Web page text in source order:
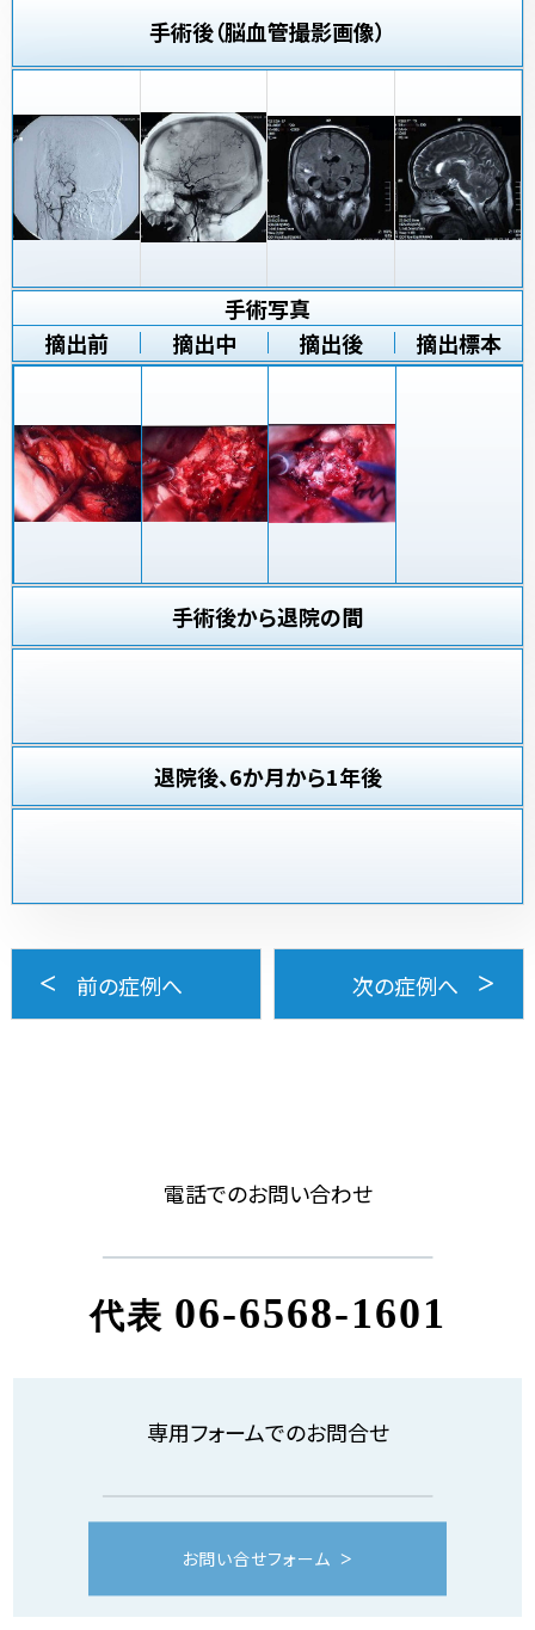
手術後（脳血管撮影画像）
手術写真
摘出前
摘出中 摘出後 摘出標本
手術後から退院の間
退院後、6か月から1年後
前の症例へ 次の症例へ
電話でのお問い合わせ
代表 06-6568-1601
専用フォームでのお問合せ
お問い合せフォーム